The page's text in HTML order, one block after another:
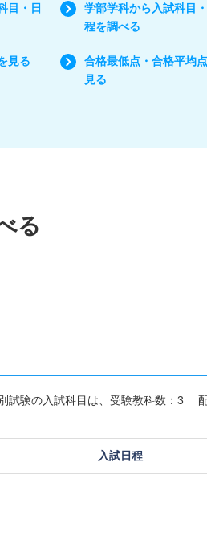
目・日
学部学科から入試科目
程を調べる
見る
合格最低点・合格平均
見る
る
試験の入試科目は、受験教科数：3
入試日程